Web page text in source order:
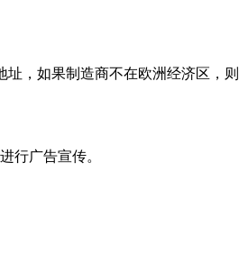
，如果制造商不在欧洲经济区，
行广告宣传。